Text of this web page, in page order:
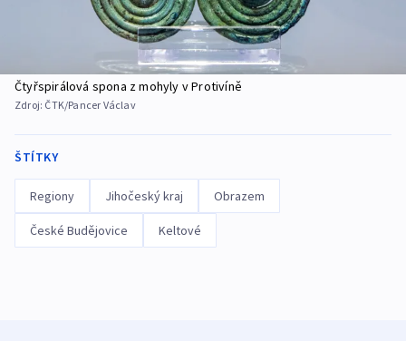
Čtyřspirálová spona z mohyly v Protivíně
Zdroj: ČTK/Pancer Václav
ŠTÍTKY
Regiony Jihočeský kraj Obrazem
České Budějovice Keltové